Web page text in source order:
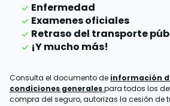
Enfermedad
Examenes oficiales
Retraso del transporte
¡Y mucho más!
Consulta el documento de información
condiciones generalespara todos los
compra del seguro, autorizas la cesión de